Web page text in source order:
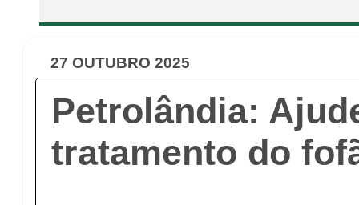
27 OUTUBRO 2025
Petrolândia:
tratamento do